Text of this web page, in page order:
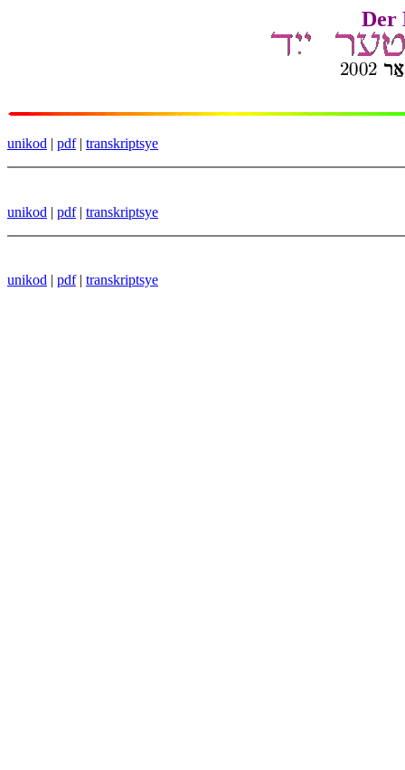
Der
unikod | pdf| transkriptsye
unikod | pdf| transkriptsye
unikod | pdf| transkriptsye